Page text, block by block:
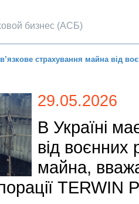
бизнес (АСБ)
страхування майна від
29.05.2026
В Україні
від воєнних
майна,
TERWIN